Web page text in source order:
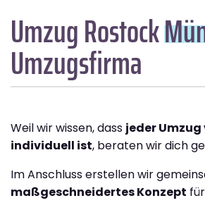
Umzug Rostock
Umzugsfirma
Weil wir wissen, dass jeder
individuell ist, beraten wir dich
Im Anschluss erstellen wir
maßgeschneidertes Konzept